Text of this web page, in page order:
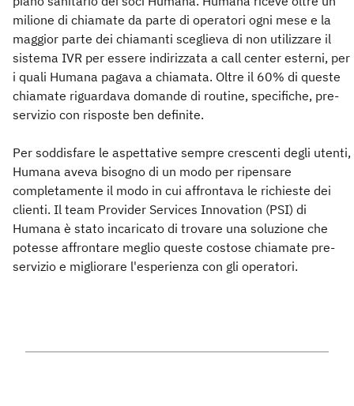
milione di chiamate da parte di operatori ogni mese e la
maggior parte dei chiamanti sceglieva di non utilizzare il
sistema IVR per essere indirizzata a call center esterni, per
i quali Humana pagava a chiamata. Oltre il 60% di queste
chiamate riguardava domande di routine, specifiche, pre-
servizio con risposte ben definite.
Per soddisfare le aspettative sempre crescenti degli utenti,
Humana aveva bisogno di un modo per ripensare
completamente il modo in cui affrontava le richieste dei
clienti. Il team Provider Services Innovation (PSI) di
Humana è stato incaricato di trovare una soluzione che
potesse affrontare meglio queste costose chiamate pre-
servizio e migliorare l'esperienza con gli operatori.